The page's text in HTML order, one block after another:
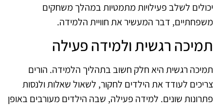
יכולים לשלב פעילויות מתמטיות במהלך משחקים
משפחתיים, דבר המעשיר את חוויית הלמידה.
תמיכה רגשית ולמידה פעילה
תמיכה רגשית היא חלק חשוב בתהליך הלמידה. הורים
צריכים לעודד את הילדים לחקור, לשאול שאלות ולנסות
פתרונות שונים. למידה פעילה, שבה הילדים מעורבים באופן